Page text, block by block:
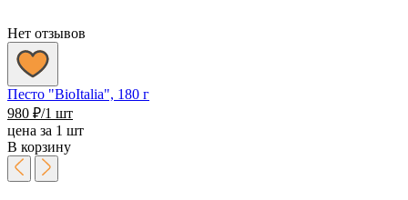
Нет отзывов
Песто "BioItalia", 180 г
980 ₽/1 шт
цена за 1 шт
В корзину